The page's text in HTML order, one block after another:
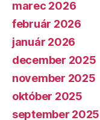
marec 2026
február 2026
január 2026
december 2025
november 2025
október 2025
september 2025